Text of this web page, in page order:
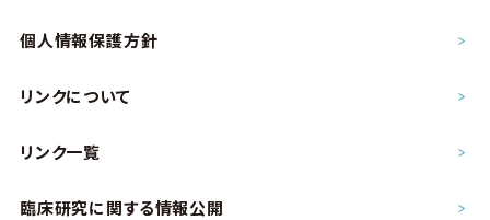
個人情報保護方針
リンクについて
リンク一覧
臨床研究に関する情報公開